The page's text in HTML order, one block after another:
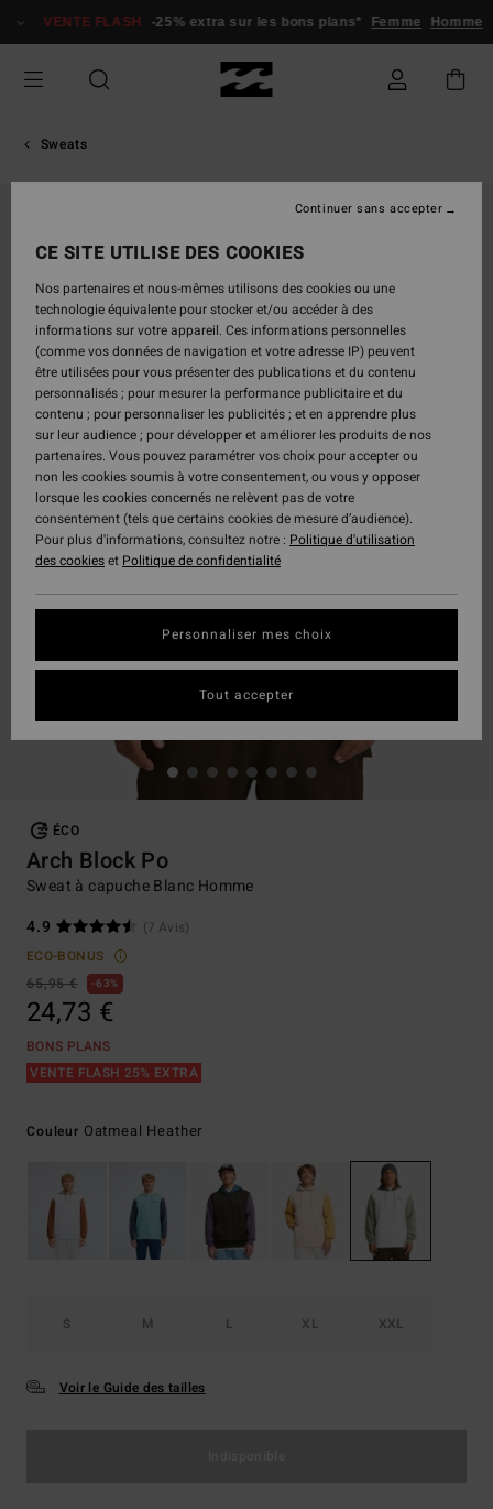
VENTE FLASH -25% extra sur les bons plans* Femme Homme
Sweats
ÉCO
Arch Block Po
Sweat à capuche Blanc Homme
4.9
(7 Avis)
ECO-BONUS
65,95 €
63%
24,73 €
BONS PLANS
VENTE FLASH 25% EXTRA
Couleur Oatmeal Heather
S M L XL XXL
Voir le Guide des tailles
CE SITE UTILISE DES COOKIES
Nos partenaires et nous-mêmes utilisons des cookies ou une
technologie équivalente pour stocker et/ou accéder à des
informations sur votre appareil. Ces informations personnelles
(comme vos données de navigation et votre adresse IP) peuvent
être utilisées pour vous présenter des publications et du contenu
personnalisés ; pour mesurer la performance publicitaire et du
contenu ; pour personnaliser les publicités ; et en apprendre plus
sur leur audience ; pour développer et améliorer les produits de nos
partenaires. Vous pouvez paramétrer vos choix pour accepter ou
non les cookies soumis à votre consentement, ou vous y opposer
lorsque les cookies concernés ne relèvent pas de votre
consentement (tels que certains cookies de mesure d’audience).
Pour plus d'informations, consultez notre : Politique d'utilisation
des cookieset Politique de confidentialité
Personnaliser mes choix
Continuer sans accepter
Tout accepter